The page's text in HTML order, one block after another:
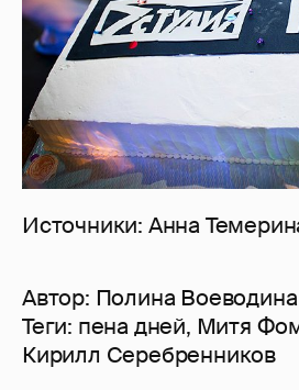
Источники: Анна
Автор: Полина Воеводина
Теги: пена дней, Митя
Кирилл Серебренников